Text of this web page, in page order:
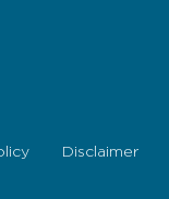
Disclaimer